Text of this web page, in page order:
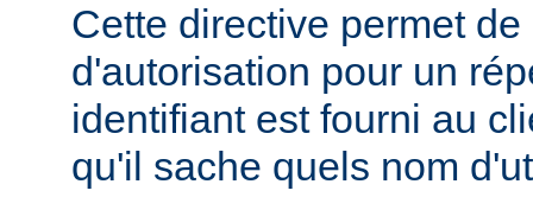
Cette directive permet
d'autorisation pour un
identifiant est fourni au
qu'il sache quels nom